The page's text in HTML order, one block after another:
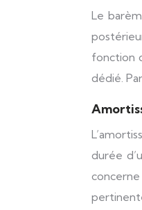
Le
fonction
dédié.
durée